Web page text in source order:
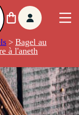
> Bagel au
à l'aneth